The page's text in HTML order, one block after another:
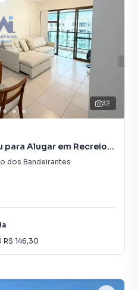
32
para Alugar em Recreio
dos Bandeirantes
R$ 146,30